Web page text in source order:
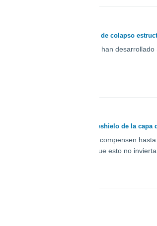
de rescate en situaciones de colapso
la Universidad de Notre Dame han
podrían mitigar el deshielo de la capa
de fuertes nevadas que compensen
Sin embargo, es posible que esto no